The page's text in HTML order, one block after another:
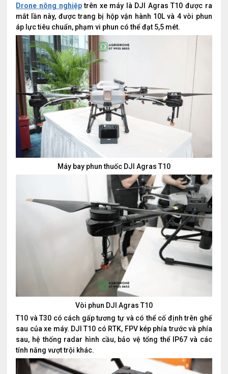
Drone nông nghiệptrên xe máy là DJI Agras T10 được ra
mắt lần này, được trang bị hộp vận hành 10L và 4 vòi phun
áp lực tiêu chuẩn, phạm vi phun có thể đạt 5,5 mét.
Máy bay phun thuốc DJI Agras T10
Vòi phun DJI Agras T10
T10 và T30 có cách gấp tương tự và có thể cố định trên ghế
sau của xe máy. DJI T10 có RTK, FPV kép phía trước và phía
sau, hệ thống radar hình cầu, bảo vệ tổng thể IP67 và các
tính năng vượt trội khác.